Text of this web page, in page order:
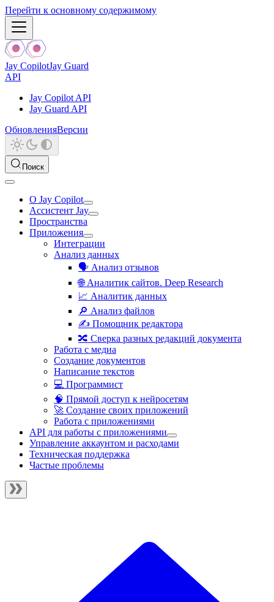
Перейти к основному содержимому
Jay CopilotJay Guard
API
Jay Copilot API
Jay Guard API
ОбновленияВерсии
Поиск
О Jay Copilot
Ассистент Jay
Пространства
Приложения
Интеграции
Анализ данных
🗣️ Анализ отзывов
🌐 Аналитик сайтов. Deep Research
📈 Аналитик данных
🔎 Анализ файлов
✍️ Помощник редактора
🔀 Сверка разных редакций документа
Работа с медиа
Создание документов
Написание текстов
💻 Программист
🧠 Прямой доступ к нейросетям
🚀 Создание своих приложений
Работа с приложениями
API для работы с приложениями
Управление аккаунтом и расходами
Техническая поддержка
Частые проблемы